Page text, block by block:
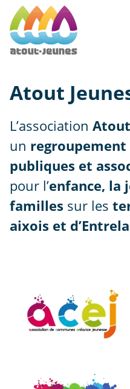
Atout
L’association
un
publiques et
pour l’enfance, la
familles sur les
aixois et